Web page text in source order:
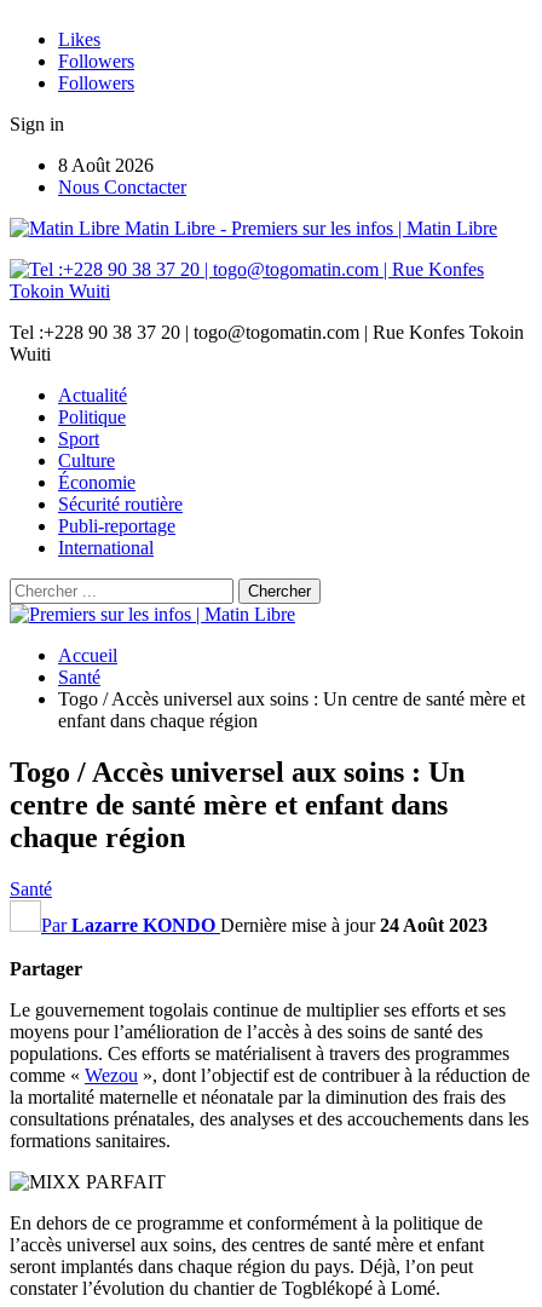
Likes
Followers
Followers
Sign in
8 Août 2026
Nous Conctacter
Matin Libre - Premiers sur les infos | Matin Libre
Tel :+228 90 38 37 20 | togo@togomatin.com | Rue Konfes Tokoin
Wuiti
Actualité
Politique
Sport
Culture
Économie
Sécurité routière
Publi-reportage
International
Accueil
Santé
Togo / Accès universel aux soins : Un centre de santé mère et
enfant dans chaque région
Togo / Accès universel aux soins : Un
centre de santé mère et enfant dans
chaque région
Santé
ParLazarre KONDO Dernière mise à jour24 Août 2023
Partager
Le gouvernement togolais continue de multiplier ses efforts et ses
moyens pour l’amélioration de l’accès à des soins de santé des
populations. Ces efforts se matérialisent à travers des programmes
comme « Wezou », dont l’objectif est de contribuer à la réduction de
la mortalité maternelle et néonatale par la diminution des frais des
consultations prénatales, des analyses et des accouchements dans les
formations sanitaires.
En dehors de ce programme et conformément à la politique de
l’accès universel aux soins, des centres de santé mère et enfant
seront implantés dans chaque région du pays. Déjà, l’on peut
constater l’évolution du chantier de Togblékopé à Lomé.